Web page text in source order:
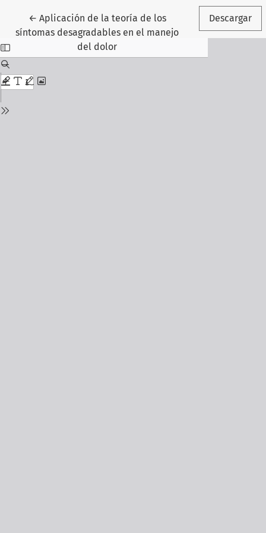
← Volver a los detalles del artículo
Aplicación de la teoría de los
síntomas desagradables en el manejo
del dolor
Descargar